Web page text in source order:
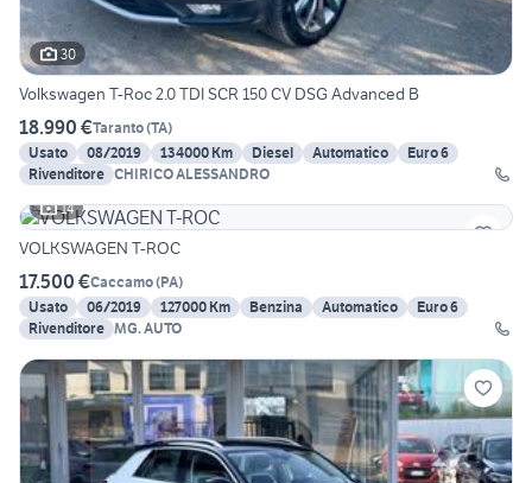
30
Volkswagen T-Roc 2.0 TDI SCR 150 CV DSG Advanced B
18.990 €Taranto(TA)
Usato
08/2019 134000 Km Diesel Automatico
Euro 6
Rivenditore CHIRICO ALESSANDRO
14
VOLKSWAGEN T-ROC
17.500 €Caccamo(PA)
Usato
06/2019 127000 Km Benzina Automatico
Euro 6
Rivenditore MG. AUTO